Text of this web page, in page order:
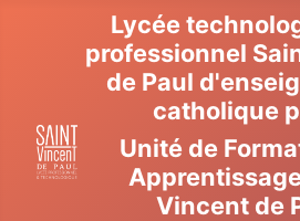
Lycée
professionnel
de Paul
catholique
Unité de
Vincent de